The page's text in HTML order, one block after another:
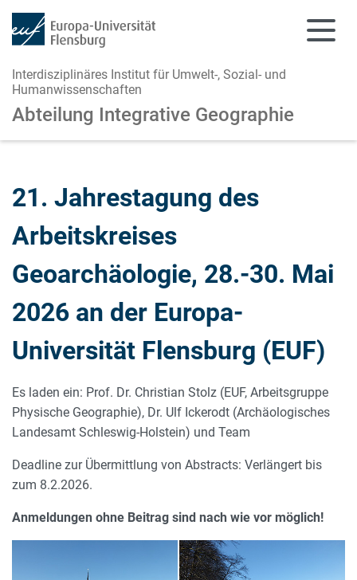
Interdisziplinäres Institut für Umwelt-, Sozial- und
Humanwissenschaften
Abteilung Integrative Geographie
21. Jahrestagung des
Arbeitskreises
Geoarchäologie, 28.-30. Mai
2026 an der Europa-
Universität Flensburg (EUF)
Es laden ein: Prof. Dr. Christian Stolz (EUF, Arbeitsgruppe
Physische Geographie), Dr. Ulf Ickerodt (Archäologisches
Landesamt Schleswig-Holstein) und Team
Deadline zur Übermittlung von Abstracts: Verlängert bis
zum 8.2.2026.
Anmeldungen ohne Beitrag sind nach wie vor möglich!